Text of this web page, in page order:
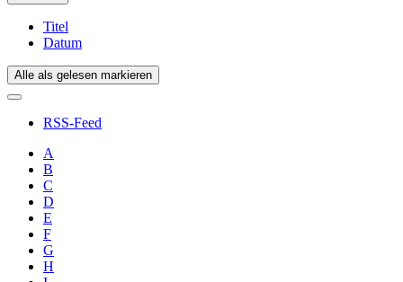
Titel
Datum
Alle als gelesen markieren
RSS-Feed
A
B
C
D
E
F
G
H